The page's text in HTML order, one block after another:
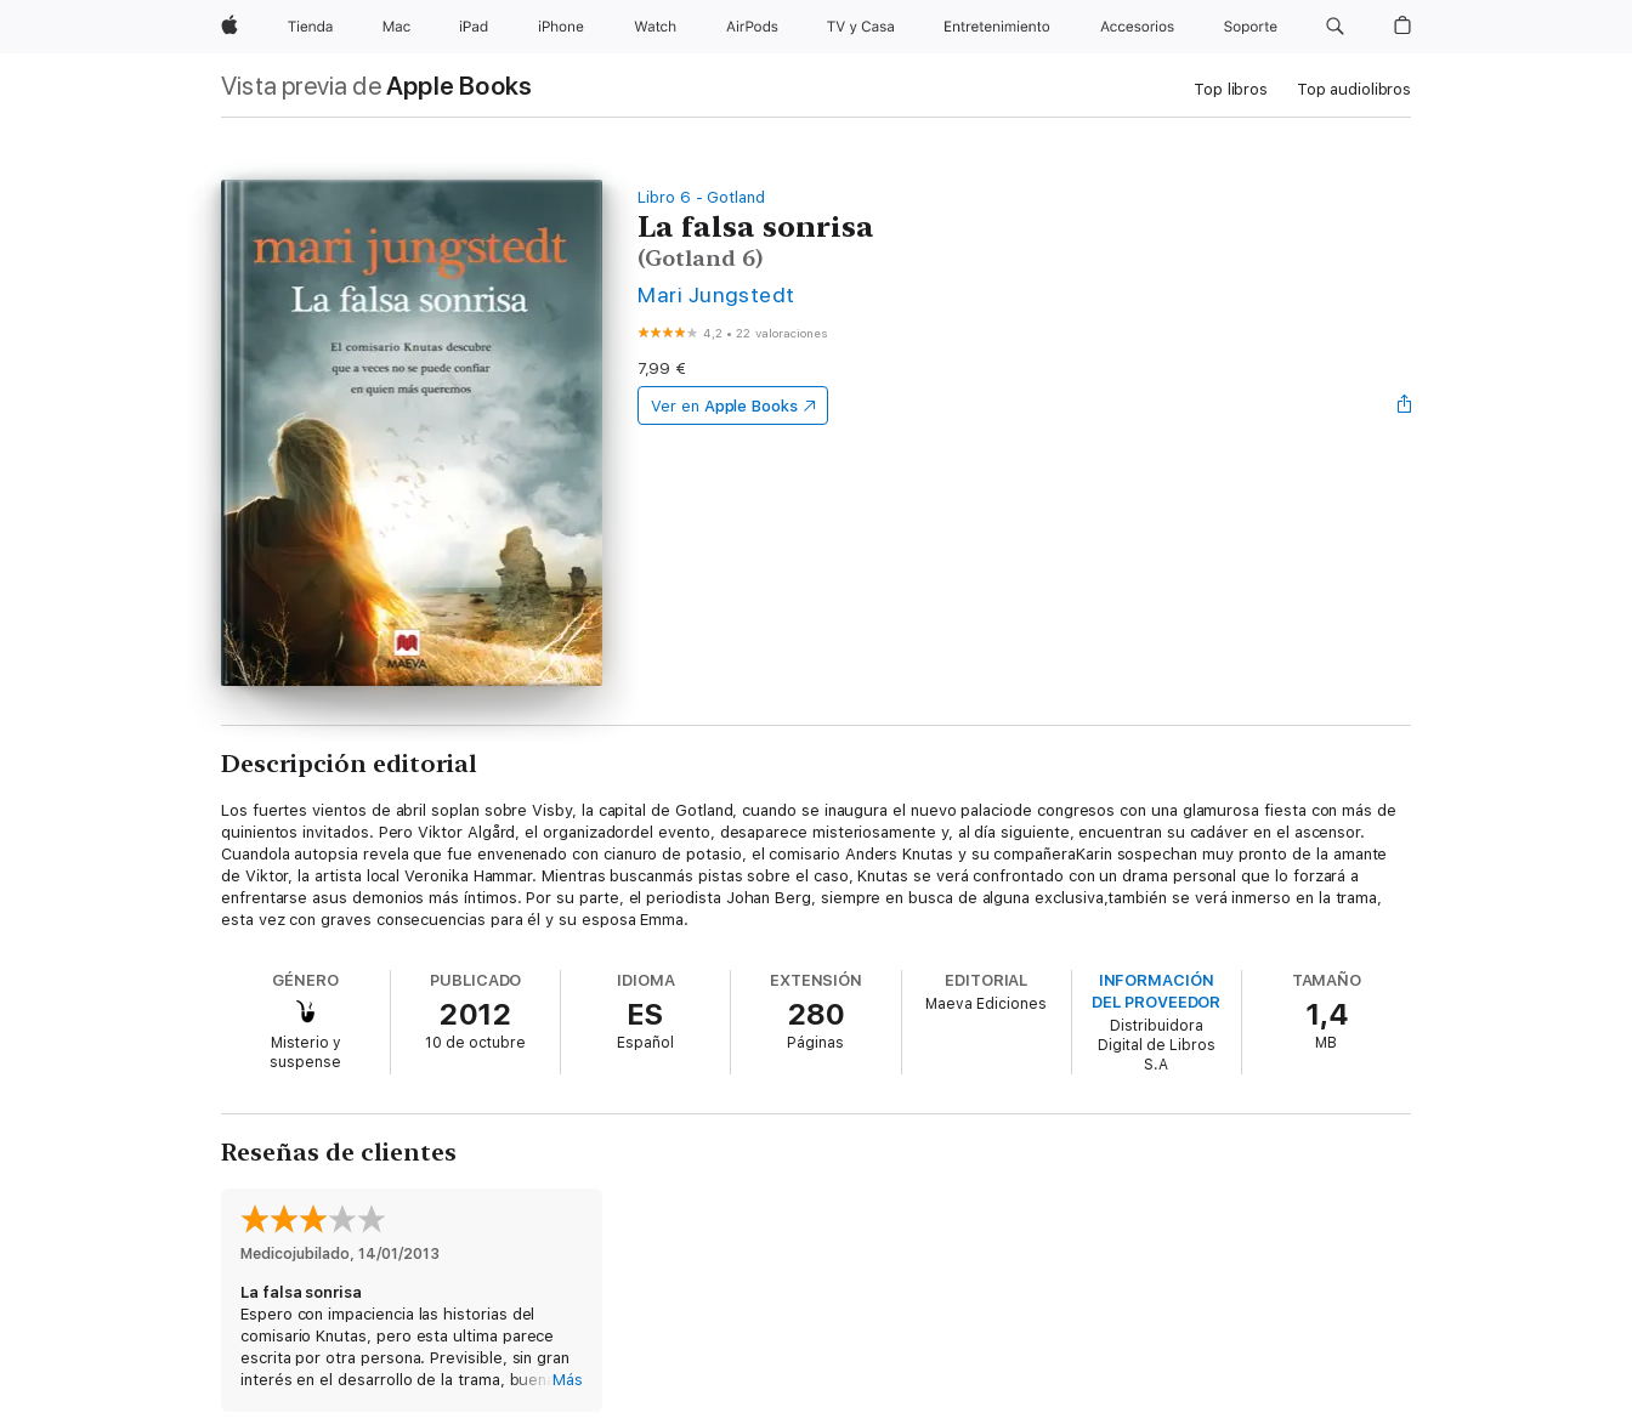
AppleTienda Mac iPad iPhone Watch AirPods TV y Casa Entretenimiento Accesorios Soporte
Vista previa deApple Books Top libros Top audiolibros
Libro 6 - Gotland
La falsa sonrisa
(Gotland 6)
Mari Jungstedt
4,2 •22 valoraciones
7,99 €
Ver en Apple Books
Descripción editorial
Los fuertes vientos de abril soplan sobre Visby, la capital de Gotland, cuando se inaugura el nuevo palaciode congresos con una glamurosa fiesta con más de
quinientos invitados. Pero Viktor Algård, el organizadordel evento, desaparece misteriosamente y, al día siguiente, encuentran su cadáver en el ascensor.
Cuandola autopsia revela que fue envenenado con cianuro de potasio, el comisario Anders Knutas y su compañeraKarin sospechan muy pronto de la amante
de Viktor, la artista local Veronika Hammar. Mientras buscanmás pistas sobre el caso, Knutas se verá confrontado con un drama personal que lo forzará a
enfrentarse asus demonios más íntimos. Por su parte, el periodista Johan Berg, siempre en busca de alguna exclusiva,también se verá inmerso en la trama,
esta vez con graves consecuencias para él y su esposa Emma.
GÉNERO
Misterio y
suspense
PUBLICADO
2012
10 de octubre
IDIOMA
ES
Español
EXTENSIÓN
280
Páginas
EDITORIAL
Maeva Ediciones
INFORMACIÓN
DEL PROVEEDOR
Distribuidora
Digital de Libros
S.A
TAMAÑO
1,4
MB
Reseñas de clientes
Medicojubilado, 14/01/2013
La falsa sonrisa
Espero con impaciencia las historias del
comisario Knutas, pero esta ultima parece
escrita por otra persona. Previsible, sin gran
interés en el desarrollo de la trama, buenaMás